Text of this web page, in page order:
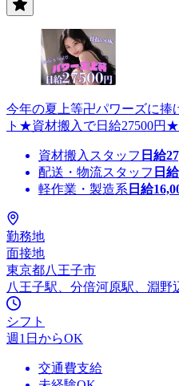
今年の夏上等卍パワーズに捧
ト★資材搬入で日給27500
資材搬入スタッフ 日給
配送・物流スタッフ 日給
軽作業・製造系 日給
勤務地
面接地
東京都八王子市
八王子駅、分倍河原駅、淵野
シフト
週1日からOK
交通費支給